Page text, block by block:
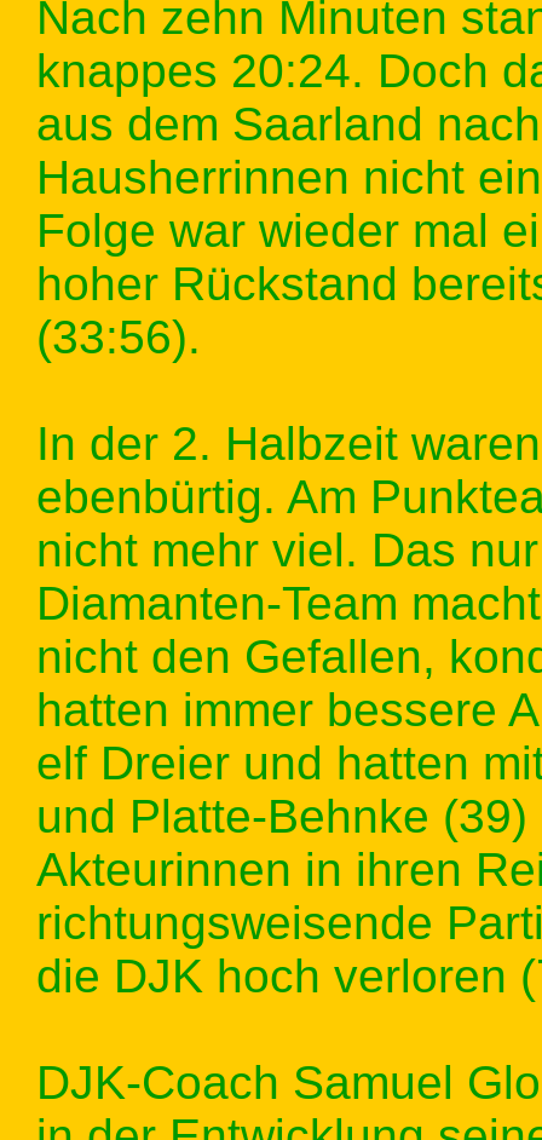
Nach zehn Minuten
knappes 20:24. Doch
aus dem Saarland
Hausherrinnen nicht
Folge war wieder mal
hoher Rückstand
(33:56).
In der 2. Halbzeit
ebenbürtig. Am
nicht mehr viel. Das
Diamanten-Team
nicht den Gefallen,
hatten immer bessere
elf Dreier und hatten
und Platte-Behnke
Akteurinnen in ihren
richtungsweisende
die DJK hoch verloren
DJK-Coach Samuel